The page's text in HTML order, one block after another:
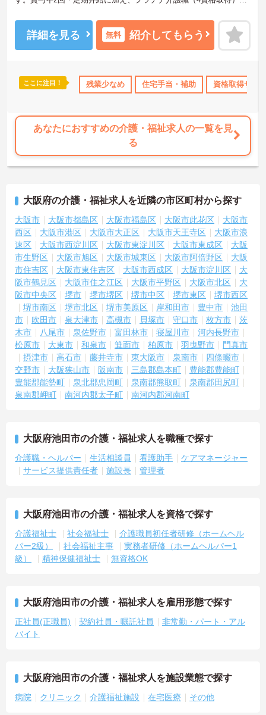
産休･育休･介護休暇取得実績あり ボーナス・賞与あり
る仕組みが整っています。年間休日111日以上・残業月平均4.3時間
と働きやすく、育休取得率100%・育児短時間勤務（小学4年生ま
で）・有給取得実績14日と、家庭との両立を長期的にサポートする
家試験対策講座やケアマネ対策講座も自社開講しています。多職種
チームケアの中で専門性を高めながら、ケアマネジャーや生活相談
★おすすめPOINT★
【日本生命グループの大手企業・成長ができる環境です】
・日本生命グループを親会社に持つ大手介護企業で、100施設以上を
運営する安定した経営基盤があります
・介護福祉士を取得すると資格手当がプラスされ、プラチナ介護職
・介護福祉士国家試験対策講座・認知症ケア専門士対策・ケアマネ
ジャー対策など、資格取得支援講座を自社開講しており、資格保有
率99.8%の実績があります
【残業月4.3時間、給与と働きやすさを両立している職場です】
・賞与年2回・定期昇給、夜勤手当・家族手当・住宅手当など各種手
当が充実しています
・残業は月平均4.3時間と業界水準を大きく下回っており、有給休暇
取得実績14日と休みも取りやすい環境です
・年間休日111日以上・シフトは柔軟に対応しており、有給と組み合
わせて海外旅行に行くスタッフもいる職場です
・インカム導入によりスタッフ間のフリーハンド連絡・情報共有が
可能、また、睡眠センサー・アレクサ等IoT機器を活用し、業務効率
化と質の高いケアを両立しています
・従業員満足度調査を定期実施し、スタッフの声を制度に反映する
文化があります
・エリアマネージャー・社長が定期的にホームを周り、スタッフと
直接意見交換をしています
【育児・家庭との両立を本気でサポートしている職場です】
ートを受けることができます
・「くるみん」「えるぼし」「トモニン」の3つの厚生労働省認定を
取得しており、ライフステージに合わせた長期就業が実現できる職
場です
詳細を見る 無料 紹介してもらう
ここに注目！ 残業少なめ 住宅手当・補助 資格取得サポ
あなたにおすすめの介護・福祉求人の一覧を見
る
大阪府の介護・福祉求人を近隣の市区町村から探す
大阪市 大阪市都島区 大阪市福島区 大阪市此花区
大阪市
西区
大阪市港区 大阪市大正区 大阪市天王寺区
大阪市浪
速区
大阪市西淀川区 大阪市東淀川区 大阪市東成区
大阪
市生野区
大阪市旭区 大阪市城東区 大阪市阿倍野区
大阪
市住吉区
大阪市東住吉区 大阪市西成区 大阪市淀川区
大
阪市鶴見区
大阪市住之江区 大阪市平野区 大阪市北区
大
阪市中央区
堺市 堺市堺区 堺市中区 堺市東区
堺市西区
堺市南区
堺市北区 堺市美原区 岸和田市 豊中市
池田
市
吹田市 泉大津市 高槻市 貝塚市 守口市 枚方市
茨
木市
八尾市 泉佐野市 富田林市 寝屋川市
河内長野市
松原市
大東市 和泉市 箕面市 柏原市 羽曳野市
門真市
摂津市
高石市 藤井寺市 東大阪市 泉南市
四條畷市
交野市
大阪狭山市 阪南市 三島郡島本町
豊能郡豊能町
豊能郡能勢町
泉北郡忠岡町 泉南郡熊取町
泉南郡田尻町
泉南郡岬町
南河内郡太子町 南河内郡河南町
大阪府池田市の介護・福祉求人を職種で探す
介護職・ヘルパー 生活相談員 看護助手
ケアマネージャー
サービス提供責任者
施設長 管理者
大阪府池田市の介護・福祉求人を資格で探す
介護福祉士 社会福祉士
介護職員初任者研修（ホームヘル
パー2級）
社会福祉主事
実務者研修（ホームヘルパー1
級）
精神保健福祉士 無資格OK
大阪府池田市の介護・福祉求人を雇用形態で探す
正社員(正職員) 契約社員・嘱託社員
非常勤・パート・アル
バイト
大阪府池田市の介護・福祉求人を施設業態で探す
病院 クリニック 介護福祉施設 在宅医療 その他